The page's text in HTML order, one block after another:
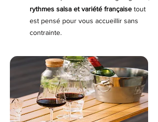
rythmes salsa et variété française tout
est pensé pour vous accueillir sans
contrainte.